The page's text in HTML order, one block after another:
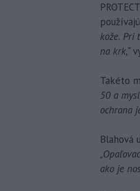
kože. Pri
na krk,“
Takéto
50 a
ochrana
Blahová
ako je